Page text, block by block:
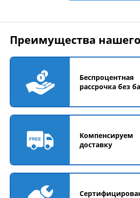
Преимущества
Беспроцентная
рассрочка без
Компенсируем
доставку